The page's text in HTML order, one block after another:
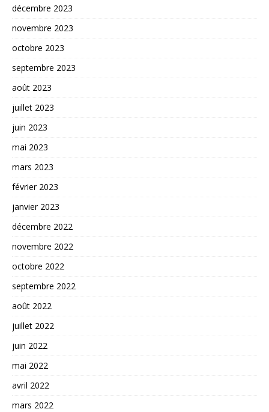
décembre 2023
novembre 2023
octobre 2023
septembre 2023
août 2023
juillet 2023
juin 2023
mai 2023
mars 2023
février 2023
janvier 2023
décembre 2022
novembre 2022
octobre 2022
septembre 2022
août 2022
juillet 2022
juin 2022
mai 2022
avril 2022
mars 2022